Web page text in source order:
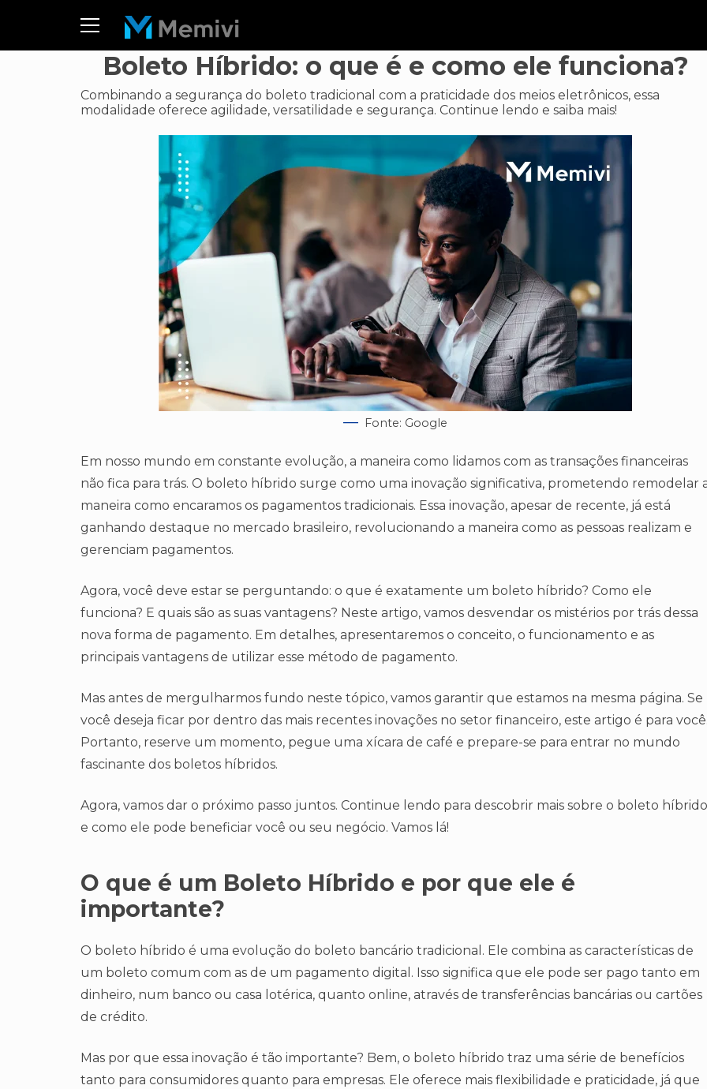
Boleto Híbrido: o que é e como ele funciona?
Combinando a segurança do boleto tradicional com a praticidade dos meios eletrônicos, essa
modalidade oferece agilidade, versatilidade e segurança. Continue lendo e saiba mais!
Fonte: Google
Em nosso mundo em constante evolução, a maneira como lidamos com as transações financeiras
não fica para trás. O boleto híbrido surge como uma inovação significativa, prometendo remodelar
maneira como encaramos os pagamentos tradicionais. Essa inovação, apesar de recente, já está
ganhando destaque no mercado brasileiro, revolucionando a maneira como as pessoas realizam e
gerenciam pagamentos.
Agora, você deve estar se perguntando: o que é exatamente um boleto híbrido? Como ele
funciona? E quais são as suas vantagens? Neste artigo, vamos desvendar os mistérios por trás dessa
nova forma de pagamento. Em detalhes, apresentaremos o conceito, o funcionamento e as
principais vantagens de utilizar esse método de pagamento.
Mas antes de mergulharmos fundo neste tópico, vamos garantir que estamos na mesma página. Se
você deseja ficar por dentro das mais recentes inovações no setor financeiro, este artigo é para
Portanto, reserve um momento, pegue uma xícara de café e prepare-se para entrar no mundo
fascinante dos boletos híbridos.
Agora, vamos dar o próximo passo juntos. Continue lendo para descobrir mais sobre o boleto híbrido
e como ele pode beneficiar você ou seu negócio. Vamos lá!
O que é um Boleto Híbrido e por que ele é
importante?
O boleto híbrido é uma evolução do boleto bancário tradicional. Ele combina as características de
um boleto comum com as de um pagamento digital. Isso significa que ele pode ser pago tanto em
dinheiro, num banco ou casa lotérica, quanto online, através de transferências bancárias ou cartões
de crédito.
Mas por que essa inovação é tão importante? Bem, o boleto híbrido traz uma série de benefícios
tanto para consumidores quanto para empresas. Ele oferece mais flexibilidade e praticidade, já que